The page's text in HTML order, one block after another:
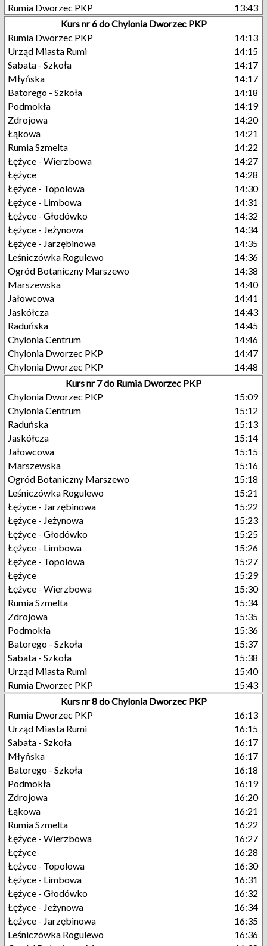
Rumia Dworzec PKP
13:43
Kurs nr 6 do Chylonia Dworzec PKP
Rumia Dworzec PKP
14:13
Urząd Miasta Rumi
14:15
Sabata - Szkoła
14:17
Młyńska
14:17
Batorego - Szkoła
14:18
Podmokła
14:19
Zdrojowa
14:20
Łąkowa
14:21
Rumia Szmelta
14:22
Łężyce - Wierzbowa
14:27
Łężyce
14:28
Łężyce - Topolowa
14:30
Łężyce - Limbowa
14:31
Łężyce - Głodówko
14:32
Łężyce - Jeżynowa
14:34
Łężyce - Jarzębinowa
14:35
Leśniczówka Rogulewo
14:36
Ogród Botaniczny Marszewo
14:38
Marszewska
14:40
Jałowcowa
14:41
Jaskółcza
14:43
Raduńska
14:45
Chylonia Centrum
14:46
Chylonia Dworzec PKP
14:47
Chylonia Dworzec PKP
14:48
Kurs nr 7 do Rumia Dworzec PKP
Chylonia Dworzec PKP
15:09
Chylonia Centrum
15:12
Raduńska
15:13
Jaskółcza
15:14
Jałowcowa
15:15
Marszewska
15:16
Ogród Botaniczny Marszewo
15:18
Leśniczówka Rogulewo
15:21
Łężyce - Jarzębinowa
15:22
Łężyce - Jeżynowa
15:23
Łężyce - Głodówko
15:25
Łężyce - Limbowa
15:26
Łężyce - Topolowa
15:27
Łężyce
15:29
Łężyce - Wierzbowa
15:30
Rumia Szmelta
15:34
Zdrojowa
15:35
Podmokła
15:36
Batorego - Szkoła
15:37
Sabata - Szkoła
15:38
Urząd Miasta Rumi
15:40
Rumia Dworzec PKP
15:43
Kurs nr 8 do Chylonia Dworzec PKP
Rumia Dworzec PKP
16:13
Urząd Miasta Rumi
16:15
Sabata - Szkoła
16:17
Młyńska
16:17
Batorego - Szkoła
16:18
Podmokła
16:19
Zdrojowa
16:20
Łąkowa
16:21
Rumia Szmelta
16:22
Łężyce - Wierzbowa
16:27
Łężyce
16:28
Łężyce - Topolowa
16:30
Łężyce - Limbowa
16:31
Łężyce - Głodówko
16:32
Łężyce - Jeżynowa
16:34
Łężyce - Jarzębinowa
16:35
Leśniczówka Rogulewo
16:36